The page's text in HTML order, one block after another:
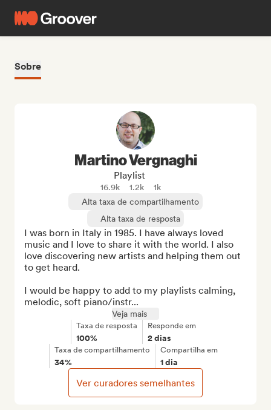
Sobre
Martino Vergnaghi
Playlist
16.9k 1.2k
1k
Alta taxa de compartilhamento
Alta taxa de resposta
I was born in Italy in 1985. I have always loved
music and I love to share it with the world. I also
love discovering new artists and helping them out
to get heard.
I would be happy to add to my playlists calming,
melodic, soft piano/instr...
Veja mais
Taxa de resposta
100%
Responde em
2 dias
Taxa de compartilhamento
34%
Compartilha em
1 dia
Ver curadores semelhantes